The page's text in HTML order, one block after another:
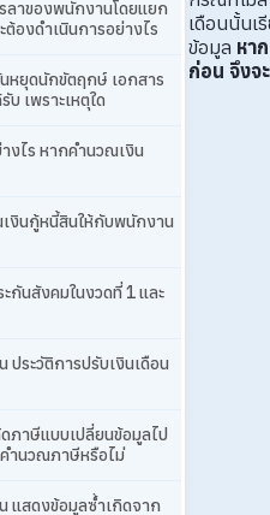
ลาของพนักงานโดยแยก
ต้องดำเนินการอย่างไร
หยุดนักขัตฤกษ์ เอกสาร
เพราะเหตุใด
งไร หากคำนวณเงิน
งินกู้หนี้สินให้กับพนักงาน
กันสังคมในงวดที่ 1 และ
ประวัติการปรับเงินเดือน
ภาษีแบบเปลี่ยนข้อมูลไป
คำนวณภาษีหรือไม่
แสดงข้อมูลซ้ำเกิดจาก
เดือนนั้นเ
ข้อมูล หา
ก่อน จึงจ